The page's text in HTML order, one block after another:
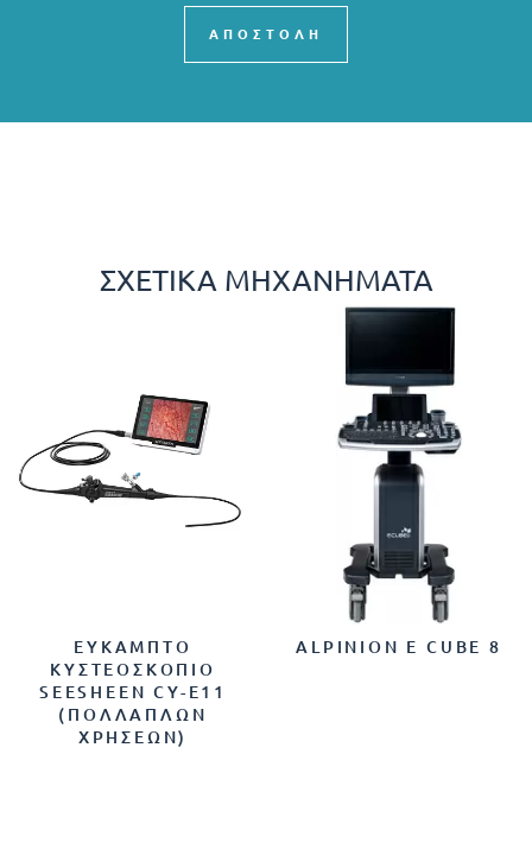
ΑΠΟΣΤΟΛΗ
ΣΧΕΤΙΚΆ ΜΗΧΑΝΉΜΑΤΑ
ΕΎΚΑΜΠΤΟ
ΚΥΣΤΕΟΣΚΌΠΙΟ
SEESHEEN CY-E11
(ΠΟΛΛΑΠΛΏΝ
ΧΡΉΣΕΩΝ)
ALPINION E CUBE 8